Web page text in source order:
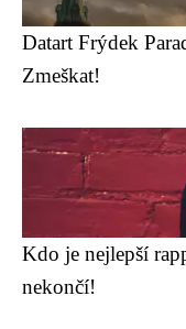
Datart Frýdek
Zmeškat!
Kdo je nejlepší
nekončí!